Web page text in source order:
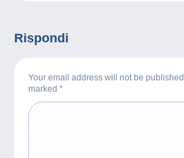
Rispondi
Your email address will not be
marked *